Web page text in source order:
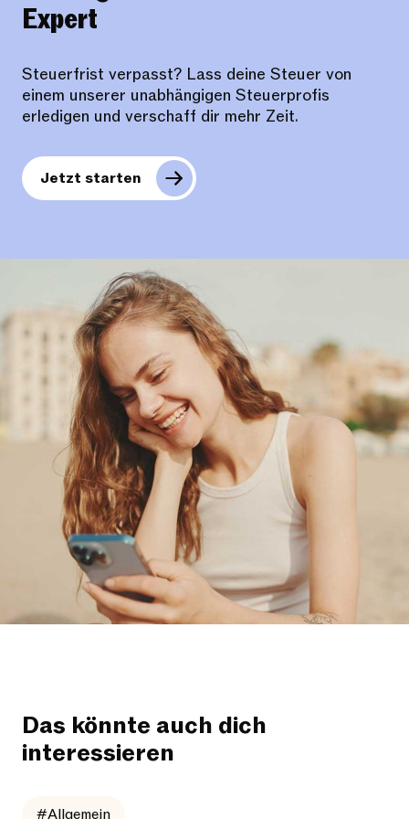
Expert
Steuerfrist verpasst? Lass deine Steuer von
einem unserer unabhängigen Steuerprofis
erledigen und verschaff dir mehr Zeit.
Jetzt starten
Das könnte auch dich
interessieren
#Allgemein